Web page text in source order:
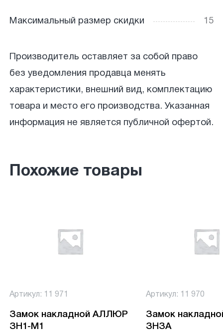
Максимальный размер скидки 15
Производитель оставляет за собой право
без уведомления продавца менять
характеристики, внешний вид, комплектацию
товара и место его производства. Указанная
информация не является публичной офертой.
Похожие товары
Артикул: 11 971
Замок накладной АЛЛЮР
ЗН1-М1
Артикул: 11 970
Замок
ЗНЗА